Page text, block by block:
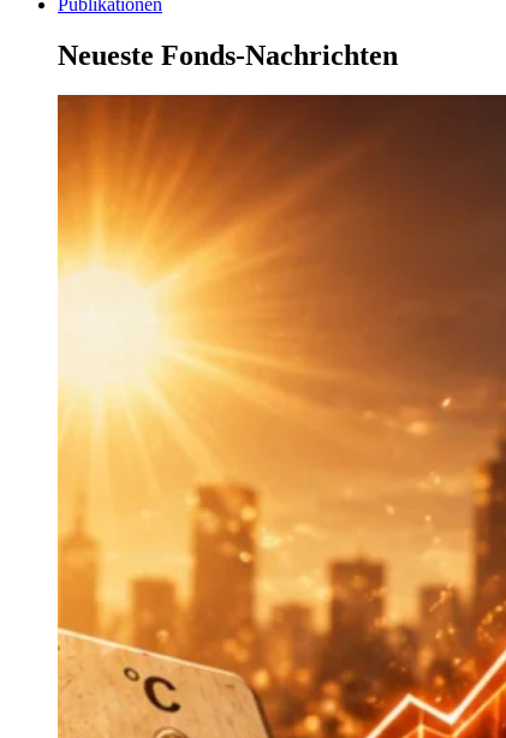
Neueste Fonds-Nachrichten